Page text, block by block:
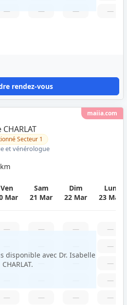
—
—
—
—
rendez-vous
maiia.com
Secteur 1
et vénérologue
Ven
Mar
Sam
21 Mar
Dim
22 Mar
Lun
23 Mar
—
—
—
—
—
—
—
—
—
—
—
—
disponible avec Dr. Isabelle
CHARLAT.